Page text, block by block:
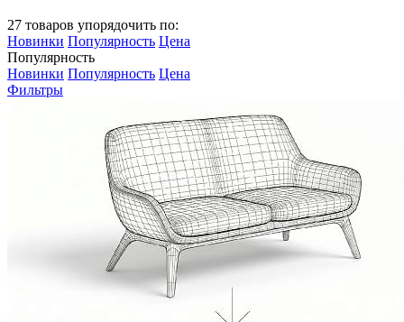
27 товаров упорядочить по:
Новинки Популярность Цена
Популярность
Новинки Популярность Цена
Фильтры